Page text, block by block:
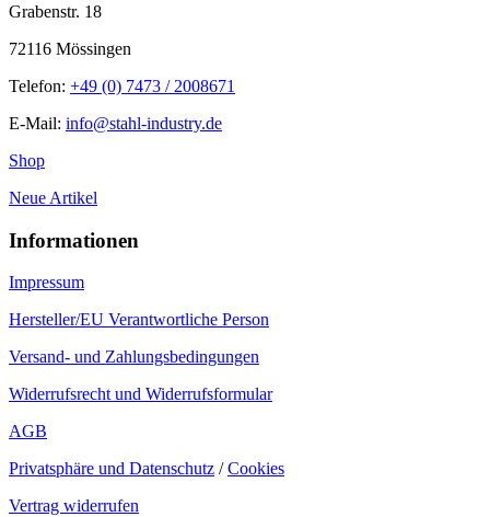
Grabenstr. 18
72116 Mössingen
Telefon: +49 (0) 7473 / 2008671
E-Mail: info@stahl-industry.de
Shop
Neue Artikel
Informationen
Impressum
Hersteller/EU Verantwortliche Person
Versand- und Zahlungsbedingungen
Widerrufsrecht und Widerrufsformular
AGB
Privatsphäre und Datenschutz /Cookies
Vertrag widerrufen